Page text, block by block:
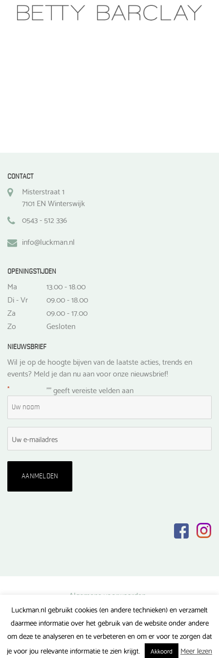
gekozen
worden
CONTACT
Misterstraat 1
7101 EN Winterswijk
0543 - 512 336
info@luckman.nl
OPENINGSTIJDEN
Ma
13.00 - 18.00
Di - Vr
09.00 - 18.00
Za
09.00 - 17.00
Zo
Gesloten
NIEUWSBRIEF
Wil je op de hoogte bijven van de laatste acties, trends en
events? Meld je dan nu aan voor onze nieuwsbrief!
"
* " geeft vereiste velden aan
Algemene voorwaarden
Privacy verklaring
Veel gestelde vragen
Luckman.nl gebruikt cookies (en andere technieken) en verzamelt
daarmee informatie over het gebruik van de website onder andere
om deze te analyseren en te verbeteren en om er voor te zorgen dat
je voor jou relevante informatie te zien krijgt.
Akkoord Meer lezen